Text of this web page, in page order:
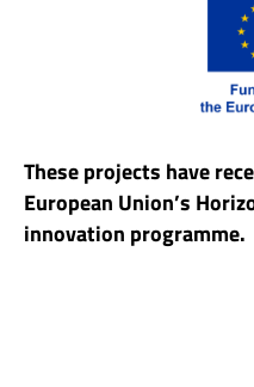
These projects have
European Union’s
innovation programme.